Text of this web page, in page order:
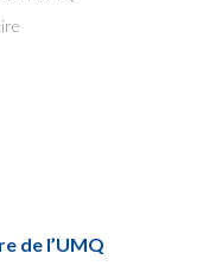
de l’UMQ